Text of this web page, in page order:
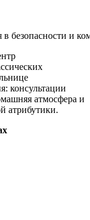
безопасности и
консультации
атмосфера и
атрибутики.